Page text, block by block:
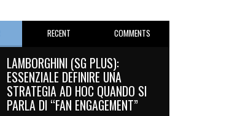
RECENT COMMENTS
LAMBORGHINI (SG PLUS):
ESSENZIALE DEFINIRE UNA
STRATEGIA AD HOC QUANDO SI
PARLA DI “FAN ENGAGEMENT”